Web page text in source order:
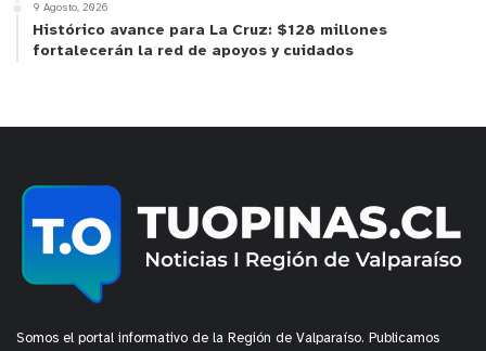
9 Agosto, 2026
Histórico avance para La Cruz: $128 millones
fortalecerán la red de apoyos y cuidados
Somos el portal informativo de la Región de Valparaíso. Publicamos